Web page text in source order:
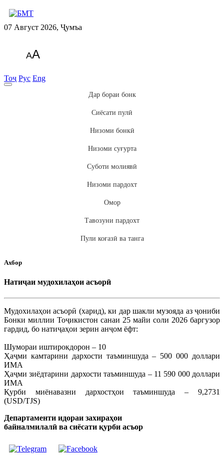
07 Август 2026, Ҷумъа
AA
Тоҷ Рус Eng
Дар бораи бонк
Сиёсати пулӣ
Низоми бонкӣ
Низоми суғурта
Суботи молиявӣ
Низоми пардохт
Омор
Тавозуни пардохт
Пули коғазӣ ва танга
Ахбор
Натиҷаи мудохилаҳои асъорӣ
Мудохилаҳои асъорӣ (харид), ки дар шакли музояда аз ҷониби
Бонки миллии Тоҷикистон санаи 25 майи соли 2026 баргузор
гардид, бо натиҷаҳои зерин анҷом ёфт:
Шумораи иштирокдорон – 10
Ҳаҷми камтарини дархости таъминшуда – 500 000 доллари
ИМА
Ҳаҷми зиёдтарини дархости таъминшуда – 11 590 000 доллари
ИМА
Қурби миёнавазни дархостҳои таъминшуда – 9,2731
(USD/TJS)
Департаменти идораи захираҳои
байналмилалӣ ва сиёсати қурби асъор